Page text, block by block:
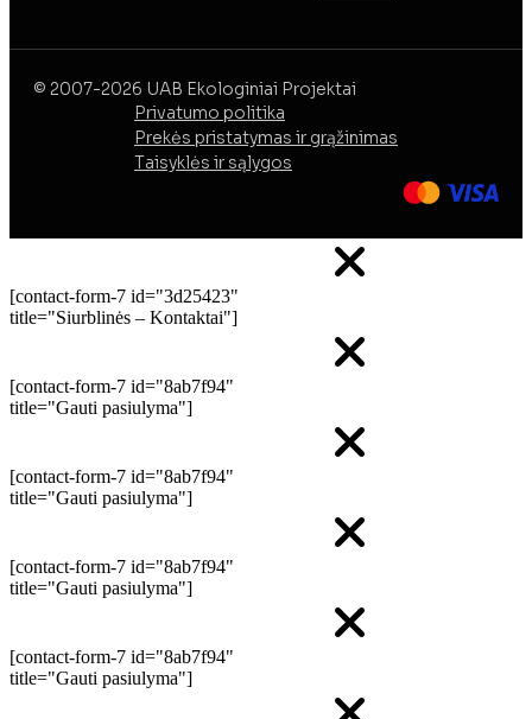
© 2007-2026 UAB Ekologiniai Projektai
Privatumo politika
Prekės pristatymas ir grąžinimas
Taisyklės ir sąlygos
[contact-form-7 id="3d25423"
title="Siurblinės – Kontaktai"]
[contact-form-7 id="8ab7f94"
title="Gauti pasiulyma"]
[contact-form-7 id="8ab7f94"
title="Gauti pasiulyma"]
[contact-form-7 id="8ab7f94"
title="Gauti pasiulyma"]
[contact-form-7 id="8ab7f94"
title="Gauti pasiulyma"]